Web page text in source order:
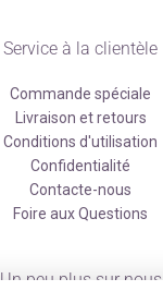
Service à la clientèle
Commande spéciale
Livraison et retours
Conditions d'utilisation
Confidentialité
Contacte-nous
Foire aux Questions
Un peu plus sur nous